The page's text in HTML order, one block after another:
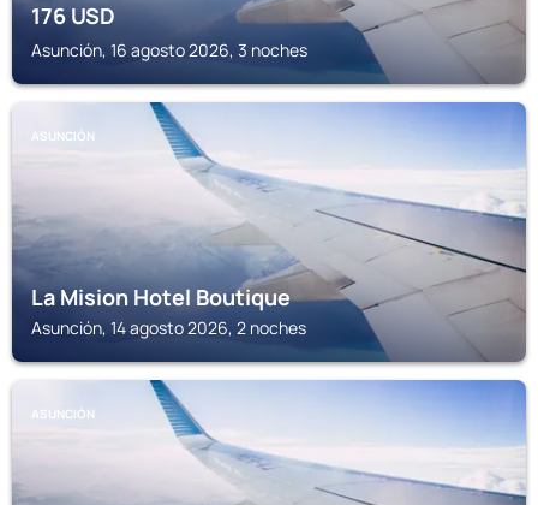
176USD
Asunción, 16 agosto 2026, 3 noches
ASUNCIÓN
La Mision Hotel Boutique
Asunción, 14 agosto 2026, 2 noches
ASUNCIÓN